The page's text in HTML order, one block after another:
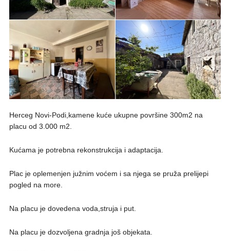
Herceg Novi-Podi,kamene kuće ukupne površine 300m2 na
placu od 3.000 m2.
Kućama je potrebna rekonstrukcija i adaptacija.
Plac je oplemenjen južnim voćem i sa njega se pruža prelijepi
pogled na more.
Na placu je dovedena voda,struja i put.
Na placu je dozvoljena gradnja još objekata.